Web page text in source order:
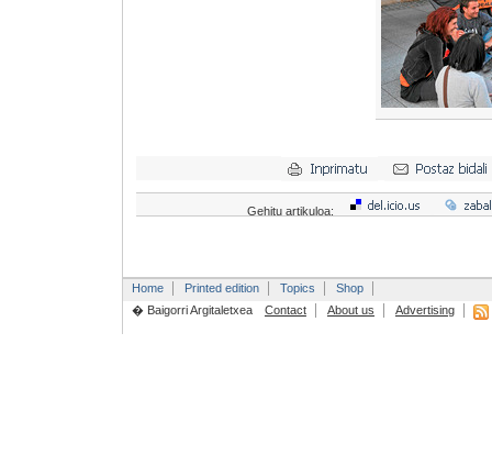
Gehitu artikuloa:
Home Printed edition Topics
Shop
� Baigorri Argitaletxea
Contact About us Advertising